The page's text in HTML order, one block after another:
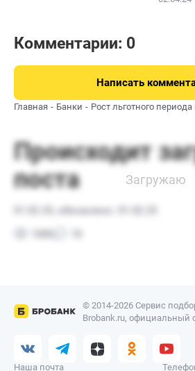
Комментарии: 0
Написать
Главная Банки Рост льготного периода
© 2014-2026 Сервис
Brobank.ru, официальный
Наша почта